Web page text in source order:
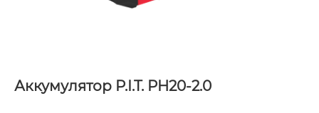
Аккумулятор P.I.T. PH20-2.0